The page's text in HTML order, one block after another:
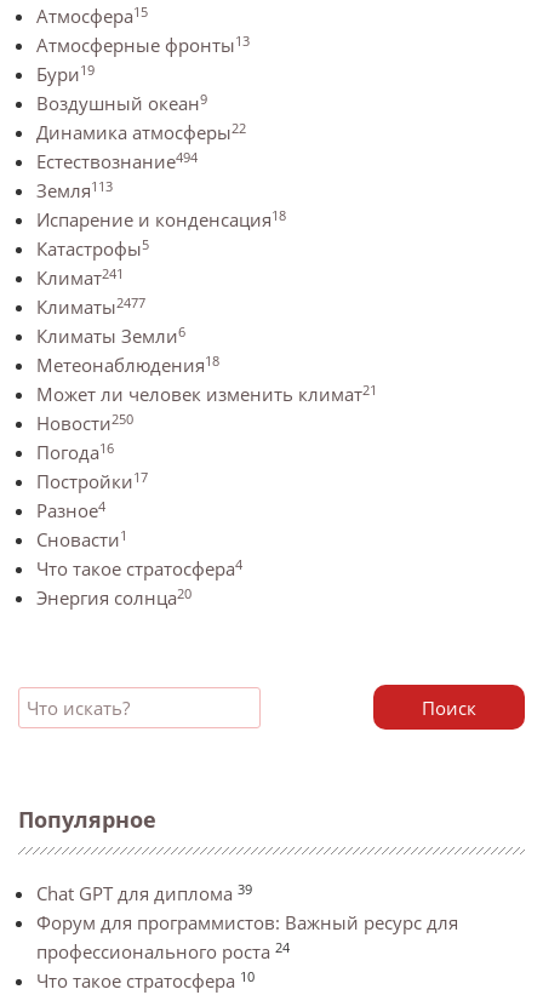
Атмосфера15
Атмосферные фронты13
Бури19
Воздушный океан9
Динамика атмосферы22
Естествознание494
Земля113
Испарение и конденсация18
Катастрофы5
Климат241
Климаты2477
Климаты Земли6
Метеонаблюдения18
Может ли человек изменить климат21
Новости250
Погода16
Постройки17
Разное4
Сновасти1
Что такое стратосфера4
Энергия солнца20
Поиск
Популярное
Chat GPT для диплома 39
Форум для программистов: Важный ресурс для
профессионального роста 24
Что такое стратосфера 10